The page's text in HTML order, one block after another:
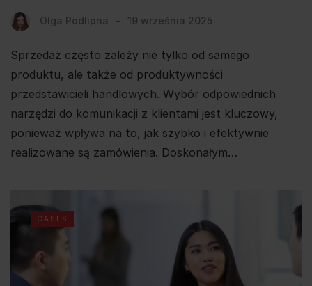
Olga Podlipna 19 września 2025
Sprzedaż często zależy nie tylko od samego
produktu, ale także od produktywności
przedstawicieli handlowych. Wybór odpowiednich
narzędzi do komunikacji z klientami jest kluczowy,
ponieważ wpływa na to, jak szybko i efektywnie
realizowane są zamówienia. Doskonałym…
CASES